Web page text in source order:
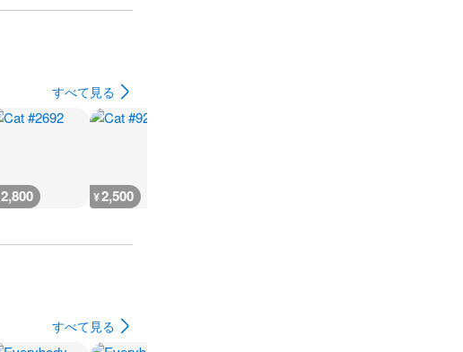
すべて見る
2,800 ¥2,500
すべて見る